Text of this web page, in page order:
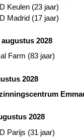
Keulen (23 jaar)
Madrid (17 jaar)
2028
Farm (83 jaar)
2028
2028
Parijs (31 jaar)